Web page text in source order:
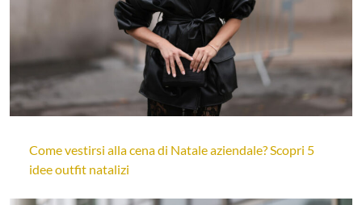
Come vestirsi alla cena di Natale aziendale? Scopri 5
idee outfit natalizi